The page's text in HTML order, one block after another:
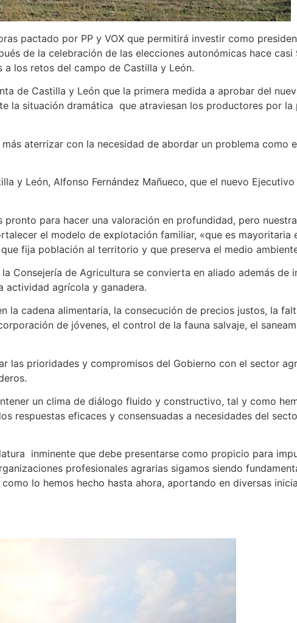
pactado por PP y VOX que permitirá investir como
de la celebración de las elecciones autonómicas hace
los retos del campo de Castilla y León.
de Castilla y León que la primera medida a aprobar del
la situación dramática que atraviesan los productores por
aterrizar con la necesidad de abordar un problema como
y León, Alfonso Fernández Mañueco, que el nuevo
para hacer una valoración en profundidad, pero
el modelo de explotación familiar, «que es mayoritaria
fija población al territorio y que preserva el medio
Consejería de Agricultura se convierta en aliado además
actividad agrícola y ganadera.
la cadena alimentaria, la consecución de precios justos, la
de jóvenes, el control de la fauna salvaje, el
las prioridades y compromisos del Gobierno con el sector
un clima de diálogo fluido y constructivo, tal y como
respuestas eficaces y consensuadas a necesidades del
inminente que debe presentarse como propicio para
profesionales agrarias sigamos siendo
lo hemos hecho hasta ahora, aportando en diversas